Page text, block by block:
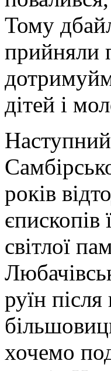
Тому
прийняли
дітей і
років
єпископів
світлої
руїн
хочемо